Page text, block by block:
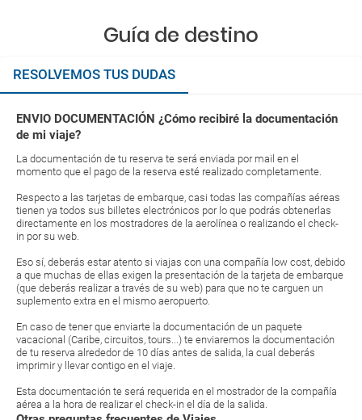
Guía de destino
RESOLVEMOS TUS DUDAS
ENVIO DOCUMENTACIÓN ¿Cómo recibiré la documentación
de mi viaje?
La documentación de tu reserva te será enviada por mail en el
momento que el pago de la reserva esté realizado completamente.
Respecto a las tarjetas de embarque, casi todas las compañías aéreas
tienen ya todos sus billetes electrónicos por lo que podrás obtenerlas
directamente en los mostradores de la aerolínea o realizando el check-
in por su web.
Eso sí, deberás estar atento si viajas con una compañía low cost, debido
a que muchas de ellas exigen la presentación de la tarjeta de embarque
(que deberás realizar a través de su web) para que no te carguen un
suplemento extra en el mismo aeropuerto.
En caso de tener que enviarte la documentación de un paquete
vacacional (Caribe, circuitos, tours...) te enviaremos la documentación
de tu reserva alrededor de 10 días antes de salida, la cual deberás
imprimir y llevar contigo en el viaje.
Esta documentación te será requerida en el mostrador de la compañía
aérea a la hora de realizar el check-in el día de la salida.